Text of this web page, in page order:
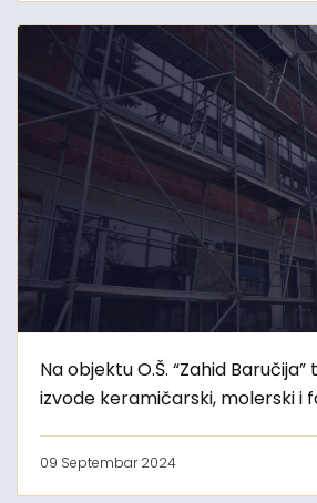
Na objektu O.Š. “Zahid
izvode keramičarski, molerski i
09 Septembar 2024